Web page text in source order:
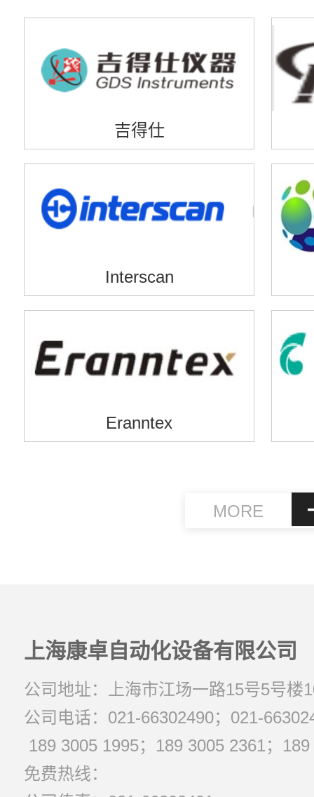
吉得仕
Interscan
Eranntex
MORE
上海康卓自动化设备有限公司
公司地址：上海市江场一路15号5号楼
公司电话：021-66302490；021-
189 3005 1995；189 3005 2361；
免费热线：